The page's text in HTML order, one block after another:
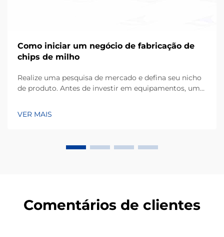
Como iniciar um negócio de fabricação de
chips de milho
Realize uma pesquisa de mercado e defina seu nicho
de produto. Antes de investir em equipamentos, um
consumidores locais. Os chips de milho, produzidos
VER MAIS
Comentários de clientes